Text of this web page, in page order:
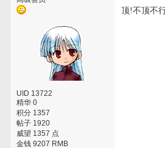
UID 13722
精华 0
积分 1357
帖子 1920
威望 1357 点
金钱 9207 RMB
顶!不顶不